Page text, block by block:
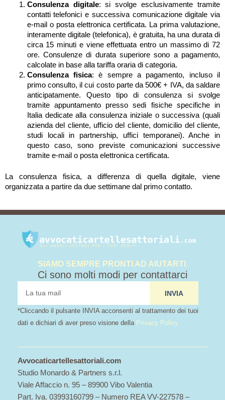
Consulenza digitale: si svolge esclusivamente tramite
contatti telefonici e successiva comunicazione digitale via
e-mail o posta elettronica certificata. La prima valutazione,
interamente digitale (telefonica), è gratuita, ha una durata di
circa 15 minuti e viene effettuata entro un massimo di 72
ore. Consulenze di durata superiore sono a pagamento,
calcolate in base alla tariffa oraria di categoria.
Consulenza fisica: è sempre a pagamento, incluso il
primo consulto, il cui costo parte da 500€ + IVA, da saldare
anticipatamente. Questo tipo di consulenza si svolge
tramite appuntamento presso sedi fisiche specifiche in
Italia dedicate alla consulenza iniziale o successiva (quali
azienda del cliente, ufficio del cliente, domicilio del cliente,
studi locali in partnership, uffici temporanei). Anche in
questo caso, sono previste comunicazioni successive
tramite e-mail o posta elettronica certificata.
La consulenza fisica, a differenza di quella digitale, viene
organizzata a partire da due settimane dal primo contatto.
SIAMO SEMPRE PRONTI AD AIUTARTI.
Ci sono molti modi per contattarci
INVIA
*Cliccando il pulsante INVIA acconsenti al trattamento dei tuoi
dati e dichiari di aver preso visione della Privacy Policy
Avvocaticartellesattoriali.com
Studio Monardo & Partners s.r.l.
Viale Affaccio n. 95 – 89900 Vibo Valentia
Part. Iva. 03993160799 – Numero REA VV-227578 –